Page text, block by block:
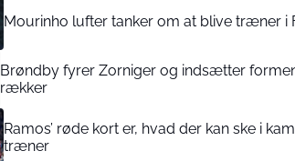
Mourinho lufter tanker om at blive træner i
Brøndby fyrer Zorniger og indsætter
rækker
Ramos’ røde kort er, hvad der kan ske i
træner